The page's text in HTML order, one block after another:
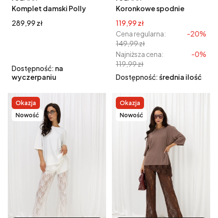
Komplet damski Polly
spodniami - czarny
Cena
289,99 zł
Dostępność: na
wyczerpaniu
Koronkowe spodnie
Cena promocyjna
119,99 zł
Cena regularna:
149,99 zł
-20%
Najniższa cena:
119,99 zł
-0%
Dostępność: średnia ilość
Okazja
Nowość
Okazja
Nowość